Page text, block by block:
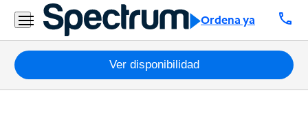
Ordena ya call
Residencial
Business
Paquetes
Internet
Ver disponibilidad